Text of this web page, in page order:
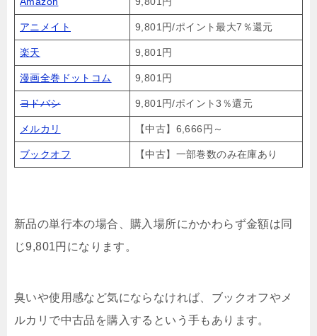
アニメイト 9,801円/ポイント最大7％還元
楽天 9,801円
漫画全巻ドットコム 9,801円
ヨドバシ 9,801円/ポイント3％還元
メルカリ 【中古】6,666円～
ブックオフ 【中古】一部巻数のみ在庫あり
新品の単行本の場合、購入場所にかかわらず金額は同
じ9,801円になります。
臭いや使用感など気にならなければ、ブックオフやメ
ルカリで中古品を購入するという手もあります。